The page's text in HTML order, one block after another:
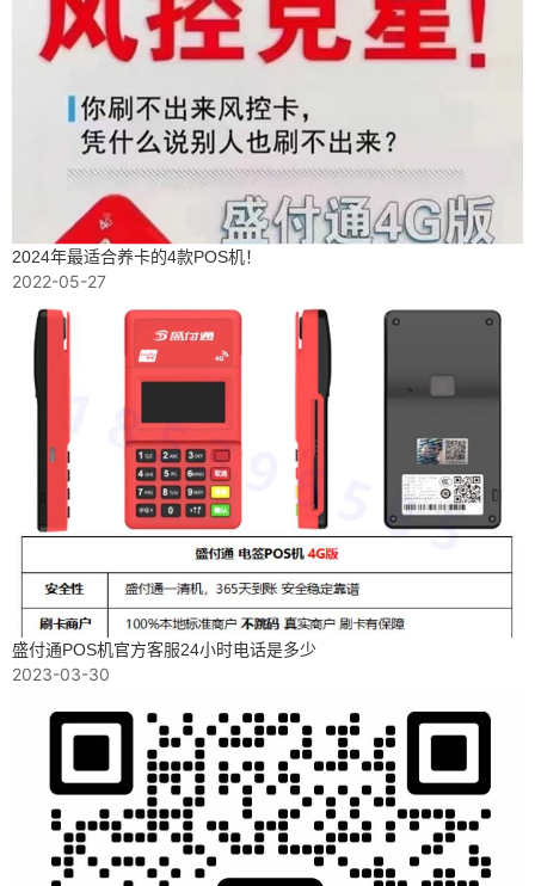
2024年最适合养卡的4款POS机！
2022-05-27
盛付通POS机官方客服24小时电话是多少
2023-03-30